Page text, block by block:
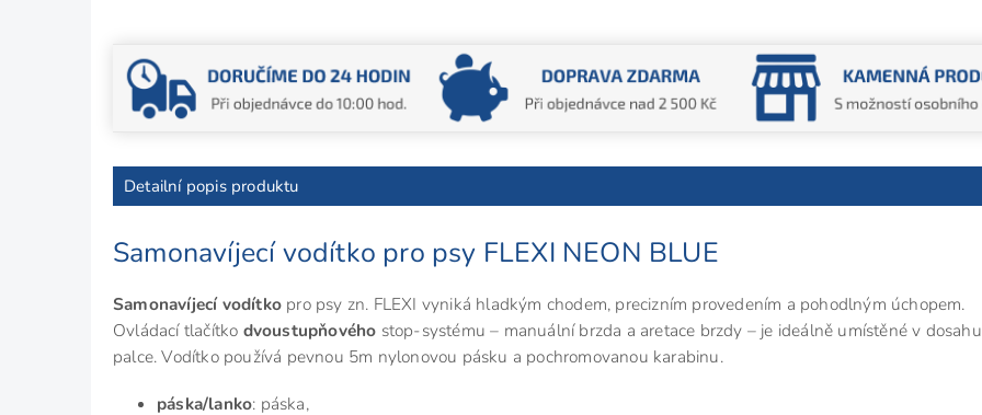
Detailní popis produktu
Samonavíjecí vodítko pro psy FLEXI NEON BLUE
Samonavíjecí vodítko pro psy zn. FLEXI vyniká hladkým chodem, precizním provedením a pohodlným úchopem.
Ovládací tlačítko dvoustupňového stop-systému – manuální brzda a aretace brzdy – je ideálně umístěné v dosahu
palce. Vodítko používá pevnou 5m nylonovou pásku a pochromovanou karabinu.
páska/lanko: páska,